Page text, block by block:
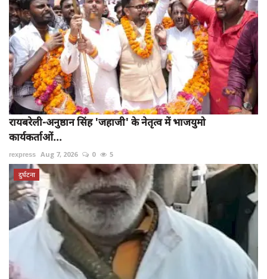
रायबरेली-अनुष्ठान सिंह 'जहाजी' के नेतृत्व में भाजयुमो
कार्यकर्ताओं...
rexpress Aug 7, 2026 0 5
दुर्घटना